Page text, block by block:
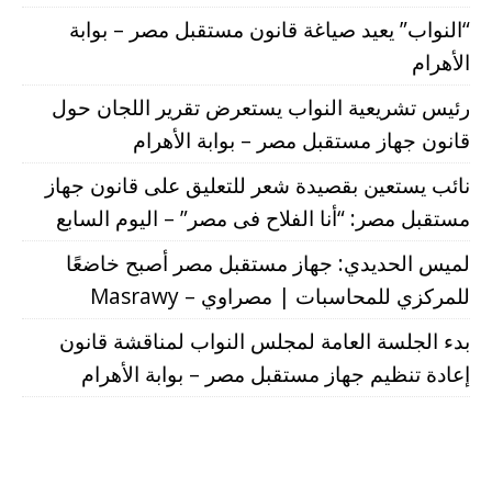
“النواب” يعيد صياغة قانون مستقبل مصر – بوابة
الأهرام
رئيس تشريعية النواب يستعرض تقرير اللجان حول
قانون جهاز مستقبل مصر – بوابة الأهرام
نائب يستعين بقصيدة شعر للتعليق على قانون جهاز
مستقبل مصر: “أنا الفلاح فى مصر” – اليوم السابع
لميس الحديدي: جهاز مستقبل مصر أصبح خاضعًا
للمركزي للمحاسبات | مصراوي – Masrawy
بدء الجلسة العامة لمجلس النواب لمناقشة قانون
إعادة تنظيم جهاز مستقبل مصر – بوابة الأهرام